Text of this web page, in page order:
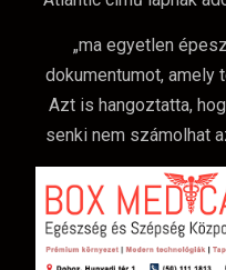
„ma egyetlen
dokumentumot, amely
Azt is hangoztatta,
senki nem számolhat